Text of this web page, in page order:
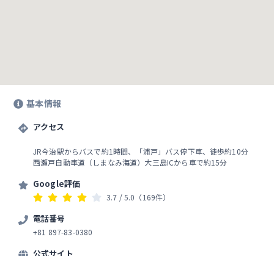
基本情報
アクセス
JR今治駅からバスで約1時間、「浦戸」バス停下車、徒歩約10分
西瀬戸自動車道（しまなみ海道）大三島ICから車で約15分
Google評価
3.7 / 5.0 （169件）
電話番号
+81 897-83-0380
公式サイト